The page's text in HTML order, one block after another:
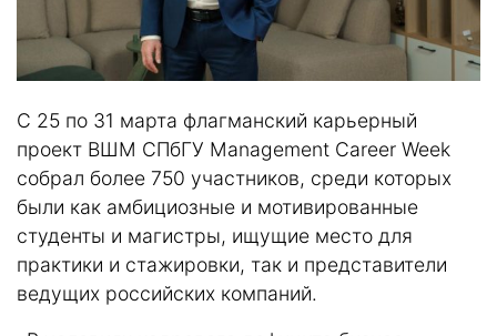
С 25 по 31 марта флагманский карьерный
проект ВШМ СПбГУ Management Career Week
собрал более 750 участников, среди которых
были как амбициозные и мотивированные
студенты и магистры, ищущие место для
практики и стажировки, так и представители
ведущих российских компаний.